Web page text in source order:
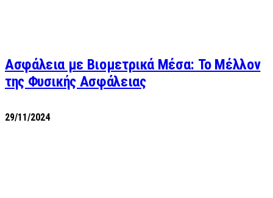
Ασφάλεια με Βιομετρικά Μέσα: Το Μέλλον
της Φυσικής Ασφάλειας
29/11/2024